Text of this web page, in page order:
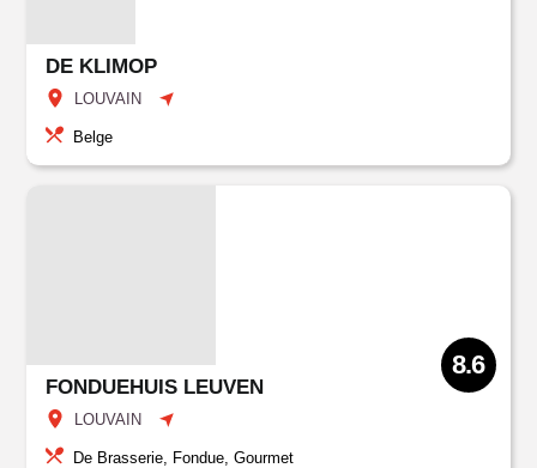
DE KLIMOP
LOUVAIN
Belge
FONDUEHUIS LEUVEN
LOUVAIN
8.6
De Brasserie, Fondue, Gourmet